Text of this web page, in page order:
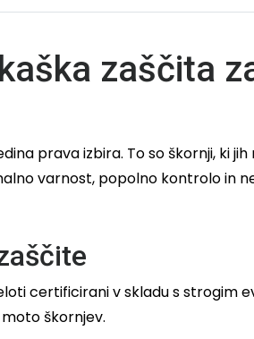
zaščita
prava izbira. To so škornji, ki
varnost, popolno kontrolo in
certificirani v skladu s strogim
škornjev.